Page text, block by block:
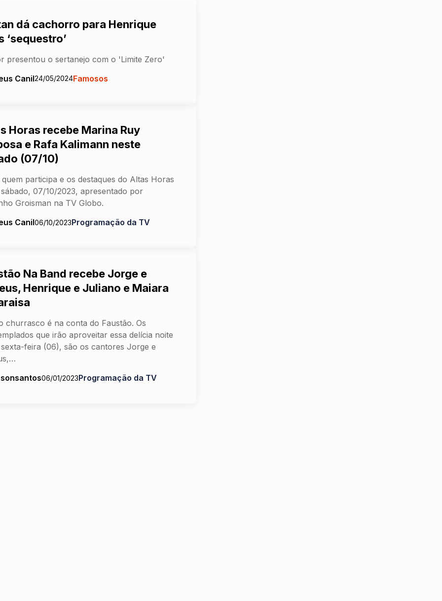
dá cachorro para Henrique
‘sequestro’
presentou o sertanejo com o 'Limite Zero'
Canil24/05/2024Famosos
Horas recebe Marina Ruy
e Rafa Kalimann neste
(07/10)
quem participa e os destaques do Altas Horas
07/10/2023, apresentado por
Groisman na TV Globo.
Canil06/10/2023Programação da TV
Na Band recebe Jorge e
Henrique e Juliano e Maiara
churrasco é na conta do Faustão. Os
que irão aproveitar essa delícia noite
sexta-feira (06), são os cantores Jorge e
06/01/2023Programação da TV